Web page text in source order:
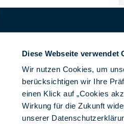
Diese Webseite verwendet
Wir nutzen Cookies, um
berücksichtigen wir Ihre
einen Klick auf „Cookies
Wirkung für die Zukunft
unserer
209-50140